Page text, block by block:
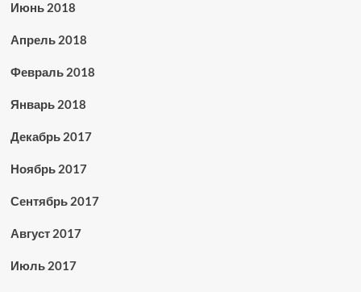
Июнь 2018
Апрель 2018
Февраль 2018
Январь 2018
Декабрь 2017
Ноябрь 2017
Сентябрь 2017
Август 2017
Июль 2017